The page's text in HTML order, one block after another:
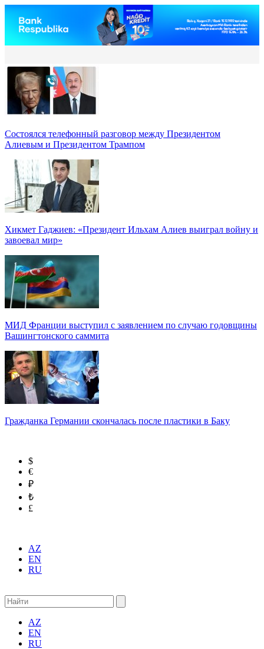
Состоялся телефонный разговор между Президентом
Алиевым и Президентом Трампом
Хикмет Гаджиев: «Президент Ильхам Алиев выиграл войну и
завоевал мир»
МИД Франции выступил с заявлением по случаю годовщины
Вашингтонского саммита
Гражданка Германии скончалась после пластики в Баку
$
€
₽
₺
£
AZ
EN
RU
AZ
EN
RU